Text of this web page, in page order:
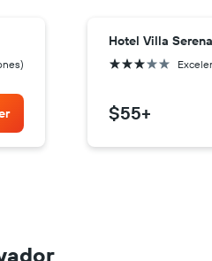
Hotel Villa
3 estrellas
$55+